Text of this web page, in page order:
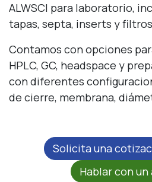
ALWSCI para laboratorio,
tapas, septa, inserts y
Contamos con opciones
HPLC, GC, headspace y
con diferentes
de cierre, membrana,
Solicita una
Hablar con un